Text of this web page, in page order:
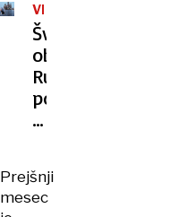
VELIK
PRIMANJKLJAJ
Švedski
obveščevalci:
Rusija
porablja
zadnje
neustavljivo
drvi
Prejšnji
mesec